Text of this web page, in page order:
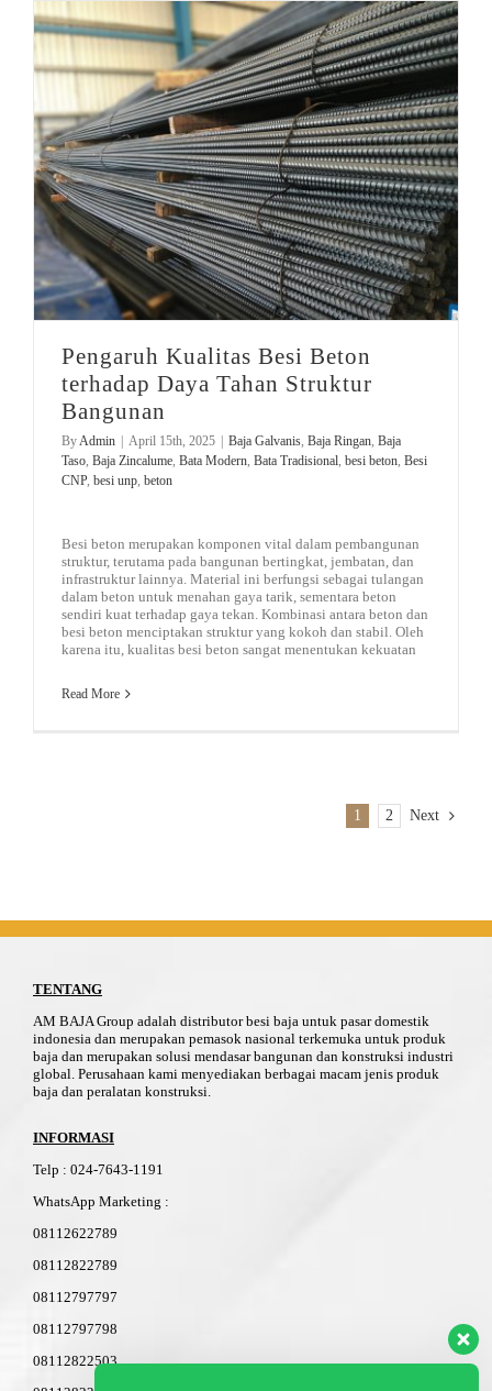
Pengaruh Kualitas Besi Beton
terhadap Daya Tahan Struktur
Bangunan
By Admin | April 15th, 2025 | Baja Galvanis Baja Ringan Baja
Taso Baja Zincalume Bata Modern Bata Tradisional besi beton Besi
CNP, besi unp beton
Besi beton merupakan komponen vital dalam pembangunan
struktur, terutama pada bangunan bertingkat, jembatan, dan
infrastruktur lainnya. Material ini berfungsi sebagai tulangan
dalam beton untuk menahan gaya tarik, sementara beton
sendiri kuat terhadap gaya tekan. Kombinasi antara beton dan
besi beton menciptakan struktur yang kokoh dan stabil. Oleh
karena itu, kualitas besi beton sangat menentukan kekuatan
Read More
1 2 Next
TENTANG
AM BAJA Group adalah distributor besi baja untuk pasar domestik
indonesia dan merupakan pemasok nasional terkemuka untuk produk
baja dan merupakan solusi mendasar bangunan dan konstruksi industri
global. Perusahaan kami menyediakan berbagai macam jenis produk
baja dan peralatan konstruksi.
INFORMASI
Telp : 024-7643-11 91
WhatsApp Marketing :
08112622789
08112822789
08112797797
08112797798
08112822503